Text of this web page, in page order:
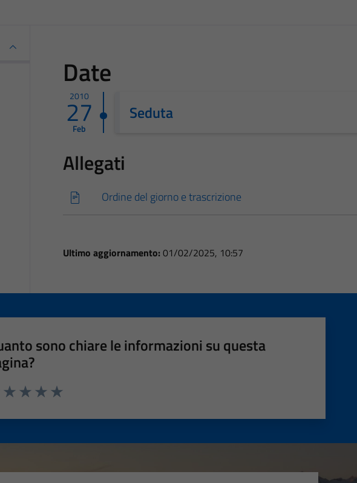
Date
2010
27
Feb
Seduta
Allegati
Ordine del giorno e trascrizione
Ultimo aggiornamento: 01/02/2025, 10:57
sono chiare le informazioni su questa